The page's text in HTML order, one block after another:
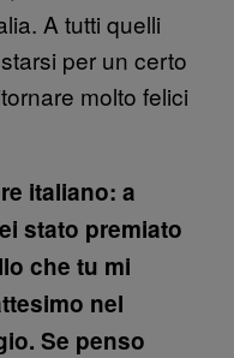
A tutti quelli
per un certo
molto felici
italiano: a
stato premiato
che tu mi
nel
Se penso